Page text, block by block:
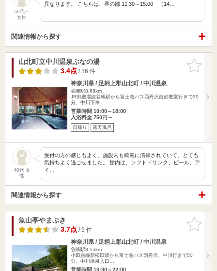
50代～
女性
異なります。 こちらは、昼の部 11:30～15:00 （14…
関連情報から探す
お気に入
りに追加
山北町立中川温泉ぶなの湯
3.4点/ 36 件
神奈川県 / 足柄上郡山北町 / 中川温泉
谷峨駅8.68km
JR御殿場線谷峨駅から富士急バス西丹沢自然教室行きで30
分、中川下車…
営業時間 10:00～18:00
入浴料金 750円～
日帰り 露天風呂
40代 女
性
受付の方の感じもよく、施設内も綺麗に清掃されていて、とても
気持ちよく過ごせました。 館内は、ソフトドリンク、ビール、ア
イ…
関連情報から探す
お気に入
りに追加
魚山亭やまぶき
3.7点/ 9 件
神奈川県 / 足柄上郡山北町 / 中川温泉
谷峨駅8.55km
小田急線新松田駅から富士急バス西丹沢、中川行きで50
分、中川温泉入口…
営業時間 10:30～22:00